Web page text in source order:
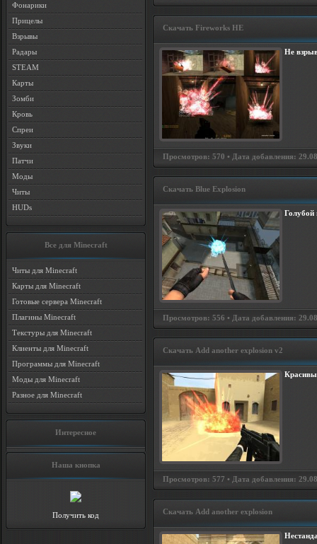
Фонарики
Прицелы
Взрывы
Радары
STEAM
Карты
Зомби
Кровь
Спреи
Звуки
Патчи
Моды
Читы
HUDs
Все для Minecraft
Читы для Minecraft
Карты для Minecraft
Готовые сервера Minecraft
Плагины Minecraft
Текстуры для Minecraft
Клиенты для Minecraft
Программы для Minecraft
Моды для Minecraft
Разное для Minecraft
Интересное
Наша кнопка
Получить код
Скачать Fireworks HE
Не
Просмотров: 570 • Дата добавления:
Скачать Blue Explosion
Голубой
Просмотров: 556 • Дата добавления:
Скачать Add another explosion v2
Просмотров: 577 • Дата добавления:
Скачать Add another explosion